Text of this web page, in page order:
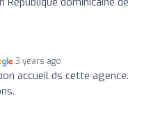
3 years ago
accueil ds cette agence.